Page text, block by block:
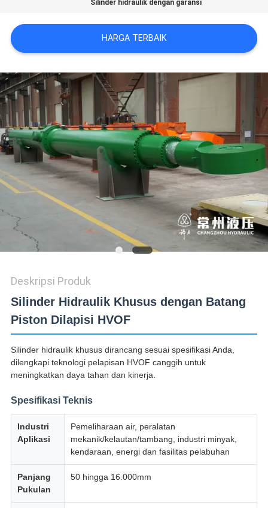
KEBIJAKAN
PRIVASI
Silinder hidraulik dengan garansi
HARGA TERBAIK
Deskripsi Produk
Silinder Hidraulik Khusus dengan Batang
Piston Dilapisi HVOF
Silinder hidraulik khusus dirancang sesuai spesifikasi Anda,
dilengkapi teknologi pelapisan HVOF canggih untuk
meningkatkan daya tahan dan kinerja.
Spesifikasi Teknis
Industri
Aplikasi
Pemeliharaan air, peralatan
mekanik/kelautan/tambang, industri minyak,
kendaraan, energi dan fasilitas pelabuhan
Panjang
Pukulan
50 hingga 16.000mm